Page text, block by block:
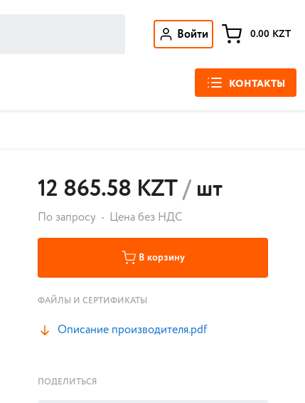
Войти 0.00 KZT
КОНТАКТЫ
12 865.58 KZT/шт
По запросу Цена без НДС
В корзину
ФАЙЛЫ И СЕРТИФИКАТЫ
Описание производителя.pdf
ПОДЕЛИТЬСЯ